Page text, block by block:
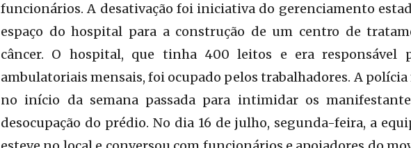
funcionários. A desativação foi iniciativa do gerenciamento
espaço do hospital para a construção de um centro de
câncer. O hospital, que tinha 400 leitos e era responsável
ambulatoriais mensais, foi ocupado pelos trabalhadores. A
no início da semana passada para intimidar os
desocupação do prédio. No dia 16 de julho, segunda-feira, a